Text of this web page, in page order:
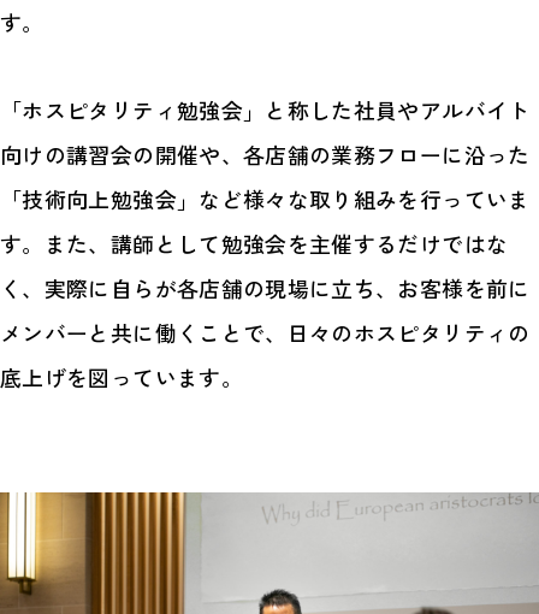
す。
「ホスピタリティ勉強会」と称した社員やアルバイト
向けの講習会の開催や、各店舗の業務フローに沿った
「技術向上勉強会」など様々な取り組みを行っていま
す。また、講師として勉強会を主催するだけではな
く、実際に自らが各店舗の現場に立ち、お客様を前に
メンバーと共に働くことで、日々のホスピタリティの
底上げを図っています。